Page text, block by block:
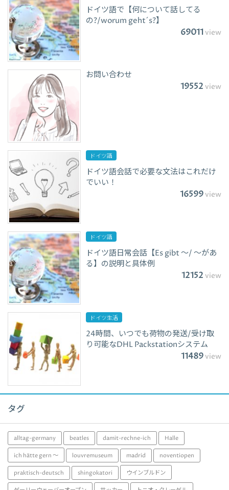
ドイツ語で【何について話してる
の?/worum geht´s?】
69011view
お問い合わせ
19552 view
ドイツ語
ドイツ語会話で必要な文法はこれだけ
でいい！
16599view
ドイツ語
ドイツ語日常会話【Es gibt ～/ ～があ
る】の説明と具体例
12152 view
ドイツ生活
24時間、いつでも荷物の発送/受け取
り可能なDHL Packstationシステム
11489view
タグ
alltag-germany beatles damit-rechne-ich Halle
ich hätte gern ～ louvremuseum madrid noventiopen
praktisch-deutsch shingokatori ウインブルドン